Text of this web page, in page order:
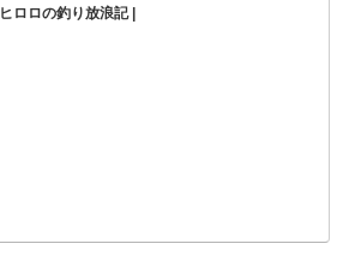
ヒロロの釣り放浪記 |